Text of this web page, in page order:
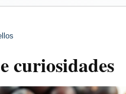
curiosidades